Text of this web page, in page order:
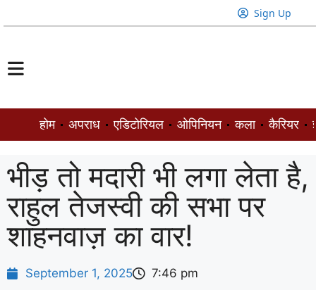
Sign Up
होम अपराध एडिटोरियल ओपिनियन कला कैरियर
भीड़ तो मदारी भी लगा लेता है,
राहुल तेजस्वी की सभा पर
शाहनवाज़ का वार!
September 1, 2025 7:46 pm